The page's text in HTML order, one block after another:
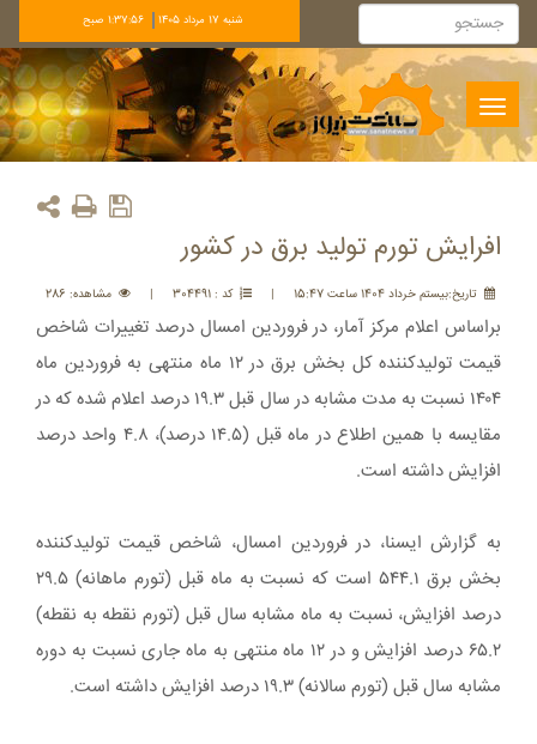
شنبه 17 مرداد 1405 1:37:56 صبح
Toggle
navigation
افرایش تورم تولید برق در کشور
تاريخ:بيستم خرداد 1404 ساعت 15:47 | کد : 304491 | مشاهده: 286
براساس اعلام مرکز آمار، در فروردین امسال درصد تغییرات شاخص
قیمت تولیدکننده کل بخش برق در ۱۲ ماه منتهی به فروردین ماه
۱۴۰۴ نسبت به مدت مشابه در سال قبل ۱۹.۳ درصد اعلام شده که در
مقایسه با همین اطلاع در ماه قبل (۱۴.۵ درصد)، ۴.۸ واحد درصد
افزایش داشته است.
به گزارش ایسنا، در فروردین امسال، شاخص قیمت تولیدکننده
بخش برق ۵۴۴.۱ است که نسبت به ماه قبل (تورم ماهانه) ۲۹.۵
درصد افزایش، نسبت به ماه مشابه سال قبل (تورم نقطه به نقطه)
۶۵.۲ درصد افزایش و در ۱۲ ماه منتهی به ماه جاری نسبت به دوره
مشابه سال قبل (تورم سالانه) ۱۹.۳ درصد افزایش داشته است.